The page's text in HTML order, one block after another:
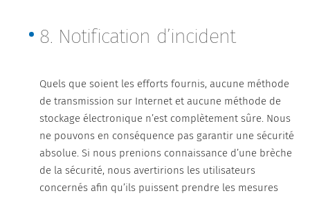
8. Notification d’incident
Quels que soient les efforts fournis, aucune méthode
de transmission sur Internet et aucune méthode de
stockage électronique n’est complètement sûre. Nous
ne pouvons en conséquence pas garantir une sécurité
absolue. Si nous prenions connaissance d’une brèche
de la sécurité, nous avertirions les utilisateurs
concernés afin qu’ils puissent prendre les mesures